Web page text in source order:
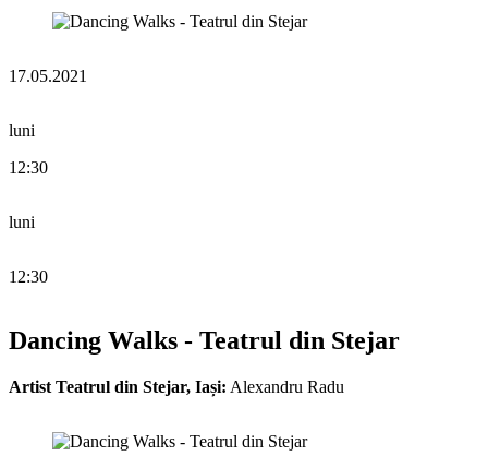
17.05.2021
luni
12:30
luni
12:30
Dancing Walks - Teatrul din Stejar
Artist Teatrul din Stejar, Iași: Alexandru Radu